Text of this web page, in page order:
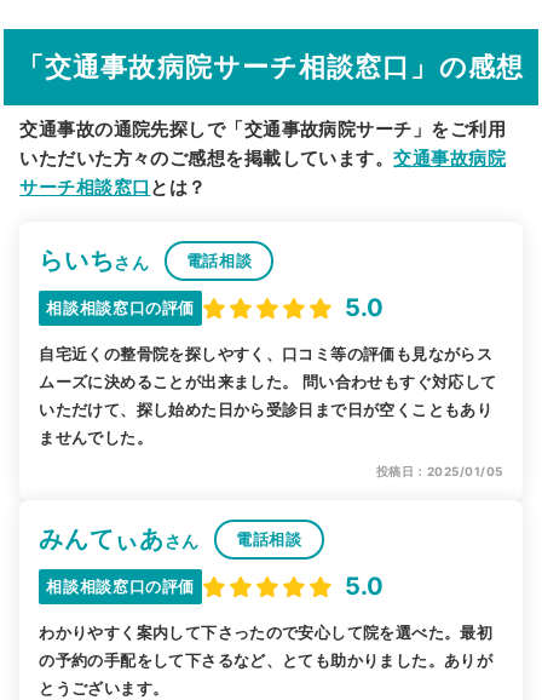
駅から探す 院名から探す
「交通事故病院サーチ相談窓口」の感想
交通事故の通院先探しで「交通事故病院サーチ」をご利用
いただいた方々のご感想を掲載しています。交通事故病院
サーチ相談窓口 とは？
らいちさん 電話相談
相談相談窓口の評価 5.0
自宅近くの整骨院を探しやすく、口コミ等の評価も見ながらス
ムーズに決めることが出来ました。 問い合わせもすぐ対応して
いただけて、探し始めた日から受診日まで日が空くこともあり
ませんでした。
投稿日：2025/01/05
みんてぃあさん 電話相談
相談相談窓口の評価 5.0
わかりやすく案内して下さったので安心して院を選べた。最初
の予約の手配をして下さるなど、とても助かりました。ありが
とうございます。